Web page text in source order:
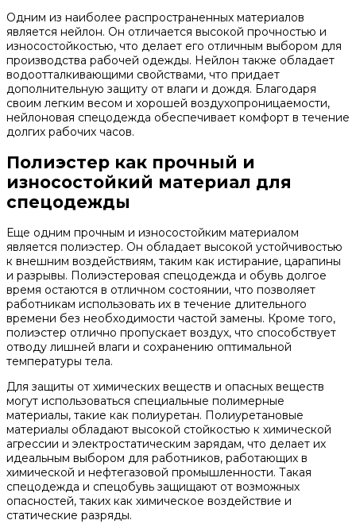
Одним из наиболее распространенных материалов
является нейлон. Он отличается высокой прочностью и
износостойкостью, что делает его отличным выбором для
производства рабочей одежды. Нейлон также обладает
водоотталкивающими свойствами, что придает
дополнительную защиту от влаги и дождя. Благодаря
своим легким весом и хорошей воздухопроницаемости,
нейлоновая спецодежда обеспечивает комфорт в течение
долгих рабочих часов.
Полиэстер как прочный и
износостойкий материал для
спецодежды
Еще одним прочным и износостойким материалом
является полиэстер. Он обладает высокой устойчивостью
к внешним воздействиям, таким как истирание, царапины
и разрывы. Полиэстеровая спецодежда и обувь долгое
время остаются в отличном состоянии, что позволяет
работникам использовать их в течение длительного
времени без необходимости частой замены. Кроме того,
полиэстер отлично пропускает воздух, что способствует
отводу лишней влаги и сохранению оптимальной
температуры тела.
Для защиты от химических веществ и опасных веществ
могут использоваться специальные полимерные
материалы, такие как полиуретан. Полиуретановые
материалы обладают высокой стойкостью к химической
агрессии и электростатическим зарядам, что делает их
идеальным выбором для работников, работающих в
химической и нефтегазовой промышленности. Такая
спецодежда и спецобувь защищают от возможных
опасностей, таких как химическое воздействие и
статические разряды.